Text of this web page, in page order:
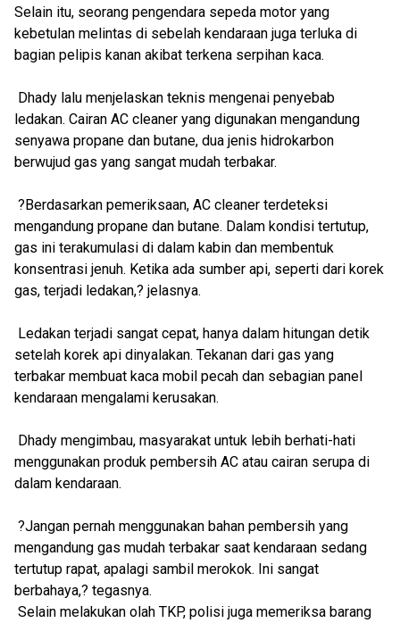
Selain itu, seorang pengendara sepeda motor yang
kebetulan melintas di sebelah kendaraan juga terluka di
bagian pelipis kanan akibat terkena serpihan kaca.
Dhady lalu menjelaskan teknis mengenai penyebab
ledakan. Cairan AC cleaner yang digunakan mengandung
senyawa propane dan butane, dua jenis hidrokarbon
berwujud gas yang sangat mudah terbakar.
?Berdasarkan pemeriksaan, AC cleaner terdeteksi
mengandung propane dan butane. Dalam kondisi tertutup,
gas ini terakumulasi di dalam kabin dan membentuk
konsentrasi jenuh. Ketika ada sumber api, seperti dari korek
gas, terjadi ledakan,? jelasnya.
Ledakan terjadi sangat cepat, hanya dalam hitungan detik
setelah korek api dinyalakan. Tekanan dari gas yang
terbakar membuat kaca mobil pecah dan sebagian panel
kendaraan mengalami kerusakan.
Dhady mengimbau, masyarakat untuk lebih berhati-hati
menggunakan produk pembersih AC atau cairan serupa di
dalam kendaraan.
?Jangan pernah menggunakan bahan pembersih yang
mengandung gas mudah terbakar saat kendaraan sedang
tertutup rapat, apalagi sambil merokok. Ini sangat
berbahaya,? tegasnya.
Selain melakukan olah TKP, polisi juga memeriksa barang